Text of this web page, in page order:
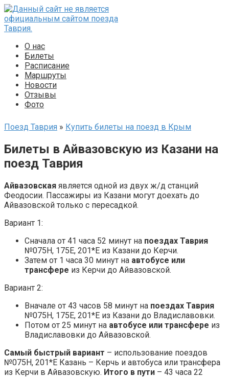
Перейти
к
контенту
О нас
Билеты
Расписание
Маршруты
Новости
Отзывы
Фото
Поезд Таврия » Купить билеты на поезд в Крым
Билеты в Айвазовскую из Казани на
поезд Таврия
Айвазовская является одной из двух ж/д станций
Феодосии. Пассажиры из Казани могут доехать до
Айвазовской только с пересадкой.
Вариант 1:
Сначала от 41 часа 52 минут на поездах Таврия
№075Н, 175Е, 201*Е из Казани до Керчи.
Затем от 1 часа 30 минут на автобусе или
трансфере из Керчи до Айвазовской.
Вариант 2:
Вначале от 43 часов 58 минут на поездах Таврия
№075Н, 175Е, 201*Е из Казани до Владиславовки.
Потом от 25 минут на автобусе или трансфере из
Владиславовки до Айвазовской.
Самый быстрый вариант – использование поездов
№075Н, 201*Е Казань – Керчь и автобуса или трансфера
из Керчи в Айвазовскую. Итого в пути – 43 часа 22